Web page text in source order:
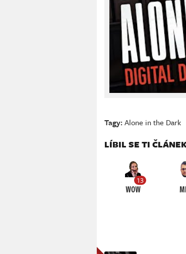
Tagy:Alone in the Dark
LÍBIL SE TI
13
WOW